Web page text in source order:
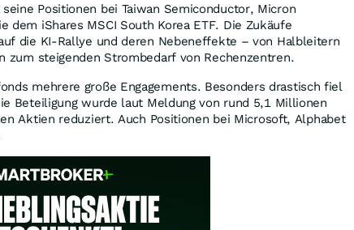
Positionen bei Taiwan Semiconductor, Micron
dem iShares MSCI South Korea ETF. Die Zukäufe
die KI-Rallye und deren Nebeneffekte – von Halbleitern
zum steigenden Strombedarf von Rechenzentren.
mehrere große Engagements. Besonders drastisch fiel
Beteiligung wurde laut Meldung von rund 5,1 Millionen
Aktien reduziert. Auch Positionen bei Microsoft, Alphabet